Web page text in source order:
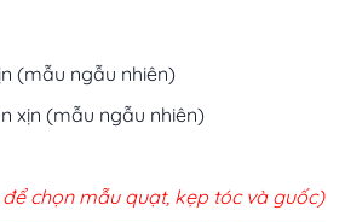
(mẫu ngẫu nhiên)
xịn (mẫu ngẫu nhiên)
để chọn mẫu quạt, kẹp tóc và guốc)